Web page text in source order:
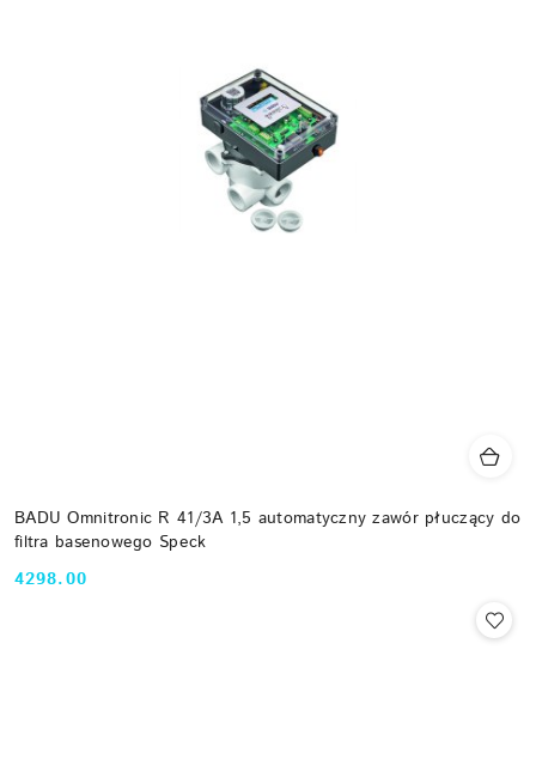
BADU Omnitronic R 41/3A 1,5 automatyczny zawór płuczący do
filtra basenowego Speck
Cena:
4298.00